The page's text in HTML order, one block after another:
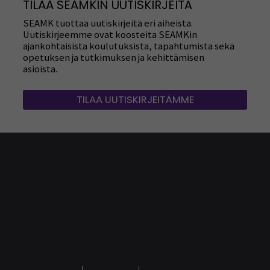
TILAA SEAMKIN UUTISKIRJEITÄ
SEAMK tuottaa uutiskirjeitä eri aiheista.
Uutiskirjeemme ovat koosteita SEAMKin
ajankohtaisista koulutuksista, tapahtumista sekä
opetuksen ja tutkimuksen ja kehittämisen
asioista.
TILAA UUTISKIRJEITÄMME